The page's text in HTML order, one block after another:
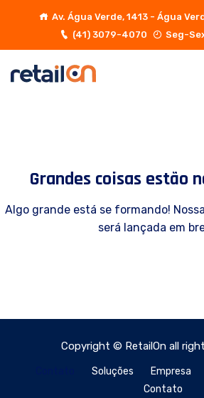
Av. Água Verde, 1413 - Água
(41) 3079-4070
Seg-
Grandes coisas estão
Algo grande está se formando!
será lançada em
Copyright © RetailOn all
Soluções Empresa
Contato